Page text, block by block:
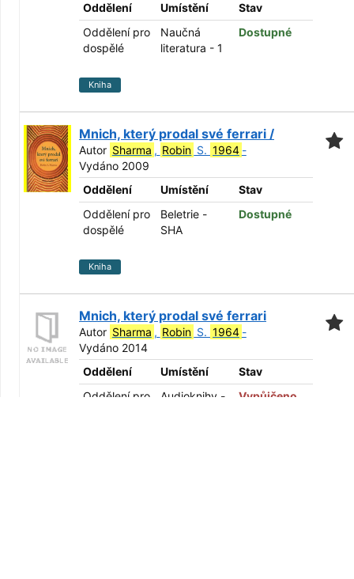
Oddělení
Umístění
Stav
Oddělení pro
dospělé
Naučná
literatura - 1
Dostupné
Kniha
Mnich, který prodal své ferrari /
Autor Sharma , Robin S. 1964 -
Vydáno 2009
Oddělení
Umístění
Stav
Oddělení pro
dospělé
Beletrie -
SHA
Dostupné
Kniha
Mnich, který prodal své ferrari
Autor Sharma , Robin S. 1964 -
Vydáno 2014
Oddělení
Umístění
Stav
Oddělení pro
Audioknihy -
Vypůjčeno